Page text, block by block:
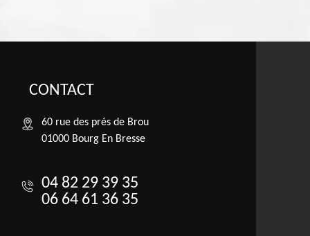
CONTACT
60 rue des prés de Brou
01000 Bourg En Bresse
04 82 29 39 35
06 64 61 36 35